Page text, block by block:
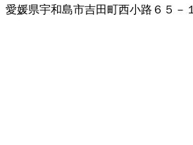
愛媛県宇和島市吉田町西小路６５－１